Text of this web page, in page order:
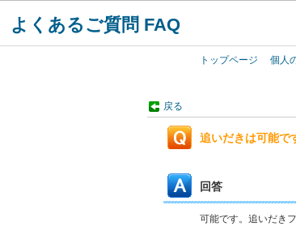
よくあるご質問 FAQ
トップページ 個人
戻る
追いだきは可能で
回答
可能です。追いだき